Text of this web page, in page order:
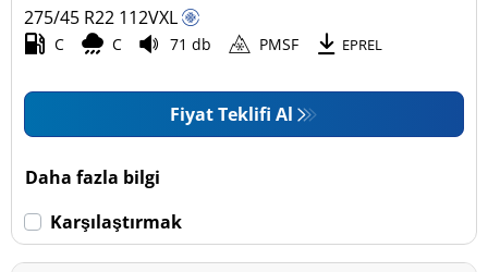
275/45 R22 112VXL
C C 71 db PMSF EPREL
Fiyat Teklifi Al
Daha fazla bilgi
Karşılaştırmak